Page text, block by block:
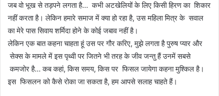
जब वो भूख से तड़पने लगता है… कभी अटखेलियों के लिए किसी हिरण का शिकार
नहीं करता है। लेकिन हमारे समाज में क्या हो रहा है, उस महिला मित्र के सवाल
का मेरे पास सिवाय शर्मिदा होने के कोई जबाव नहीं है।
लेकिन एक बात कहना चाहता हूं उस पर गौर करिए, मुझे लगता है पुरुष प्यार और
सेक्स के मामले में इस पृथ्वी पर जितने भी तरह के जीव जन्तु हैं उनमें सबसे
कमजोर है… कब कहां, किस समय, किस पर फिसल जायेगा कहना मुश्किल है।
इस फिसलन को कैसे रोका जा सकता है, हम आपसे सलाह चाहते हैं।